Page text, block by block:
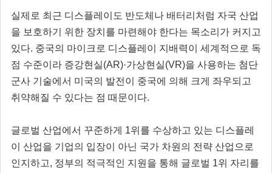
실제로 최근 디스플레이도 반도체나 배터리처럼 자국 산업
을 보호하기 위한 장치를 마련해야 한다는 목소리가 커지고
있다. 중국의 마이크로 디스플레이 지배력이 세계적으로 독
점 수준이라 증강현실(AR)·가상현실(VR)을 사용하는 첨단
군사 기술에서 미국의 발전이 중국에 의해 크게 좌우되고
취약해질 수 있다는 점 때문이다.
글로벌 산업에서 꾸준하게 1위를 수상하고 있는 디스플레
이 산업을 기업의 입장이 아닌 국가 차원의 전략 산업으로
인지하고, 정부의 적극적인 지원을 통해 글로벌 1위 자리를